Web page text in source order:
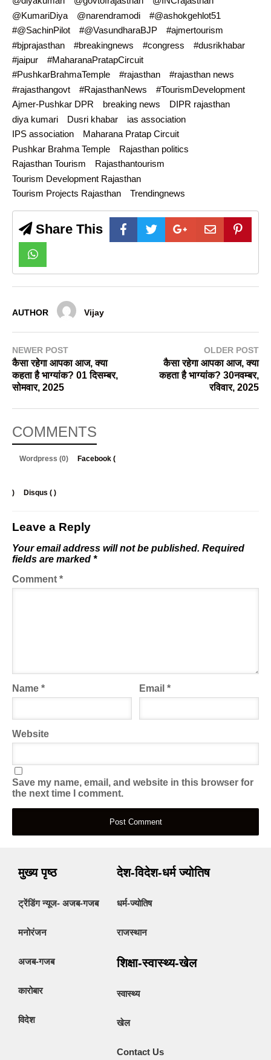
@KumariDiya
@narendramodi
#@ashokgehlot51
#@SachinPilot
#@VasundharaBJP
#ajmertourism
#bjprajasthan
#breakingnews #congress
#dusrikhabar
#jaipur
#MaharanaPratapCircuit
#PushkarBrahmaTemple
#rajasthan
#rajasthan news
#rajasthangovt
#RajasthanNews
#TourismDevelopment
Ajmer-Pushkar DPR
breaking news
DIPR rajasthan
diya kumari
Dusri khabar
ias association
IPS association
Maharana Pratap Circuit
Pushkar Brahma Temple
Rajasthan politics
Rajasthan Tourism
Rajasthantourism
Tourism Development Rajasthan
Tourism Projects Rajasthan
Trendingnews
Share This
AUTHOR Vijay
NEWER POST
कैसा रहेगा आपका आज, क्या
कहता है भाग्यांक? 01 दिसम्बर,
सोमवार, 2025
OLDER POST
कैसा रहेगा आपका आज, क्या
कहता है भाग्यांक? 30नवम्बर,
रविवार, 2025
COMMENTS
Wordpress (0) Facebook (
) Disqus ( )
Leave a Reply
Your email address will not be published. Required
fields are marked *
Comment *
Name * Email*
Website
Save my name, email, and website in this browser for
the next time I comment.
मुख्य पृष्ठ
ट्रेंडिंग न्यूज- अजब-गजब
मनोरंजन
अजब-गजब
कारोबार
विदेश
देश-विदेश-धर्म ज्योतिष
धर्म-ज्योतिष
राजस्थान
शिक्षा-स्वास्थ्य-खेल
स्वास्थ्य
खेल
Contact Us